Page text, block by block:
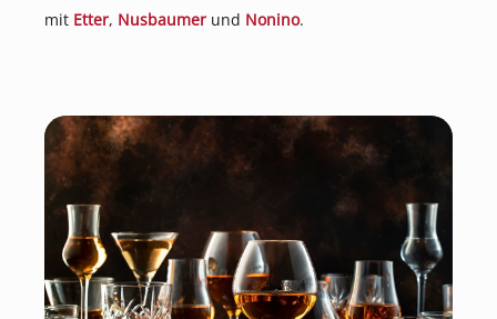
mit Etter, Nusbaumer und Nonino.